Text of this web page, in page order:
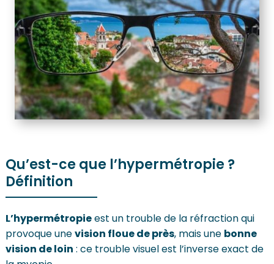
Qu’est-ce que l’hypermétropie ?
Définition
L’hypermétropieest un trouble de la réfraction qui
provoque unevision floue de près, mais une bonne
vision de loin : ce trouble visuel est l’inverse exact de